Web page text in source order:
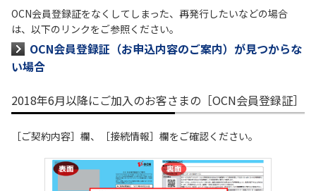
各種ダウンロード
お問い合わせ
NTTドコモビジネスのお客さ
まはこちら
工事・故障情報通知
サービス
OCN会員登録証をなくしてしまった、再発行したいなどの場合
は、以下のリンクをご参照ください。
OCN会員登録証（お申込内容のご案内）が見つからな
い場合
2018年6月以降にご加入のお客さまの［OCN会員登録証］
［ご契約内容］欄、［接続情報］欄をご確認ください。